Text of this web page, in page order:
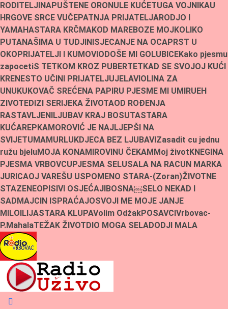
RODITELJINAPUŠTENE ORONULE KUĆETUGA VOJNIKAU
HRGOVE SRCE VUČEPATNJA PRIJATELJARODJO I
YAMAHASTARA KRČMAKOD MAREBOZE MOJKOLIKO
PUTANAŠIMA U TUDJINISJECANJE NA OCAPRST U
OKOPRIJATELJI I KUMOVIODOŠE MI GOLUBICEKako pjesmu
zapocetiS TETKOM KROZ PUBERTETKAD SE SVOJOJ KUĆI
KRENESTO UČINI PRIJATELJUJELAVIOLINA ZA
UNUKUKOVAČ SREĆENA PAPIRU PJESME MI UMIRUEH
ZIVOTEDIZI SERIJEKA ŽIVOTAOD ROÐENJA
RASTAVLJENILJUBAV KRAJ BOSUTASTARA
KUĆAREPKAMOROVIĆ JE NAJLJEPŠI NA
SVIJETUMAMURLUKDJECA BEZ LJUBAVIZasadit cu jednu
ružu bjeluMOJA KONAMIROVINU ČEKAMMoj životKNEGINA
PJESMA VRBOVCUPJESMA SELUSALA NA RACUN MARKA
JURICAOJ VAREŠU USPOMENO STARA-(Zoran)ŽIVOTNE
STAZENEOPISIVI OSJEĆAJIBOSNA￼SELO NEKAD I
SADMAJCIN ISPRAĆAJOSVOJI ME MOJE JANJE
MILOILIJASTARA KLUPAVolim OdžakPOSAVCIVrbovac-
P.MahalaTEŽAK ŽIVOTDIO MOGA SELADODJI MALA